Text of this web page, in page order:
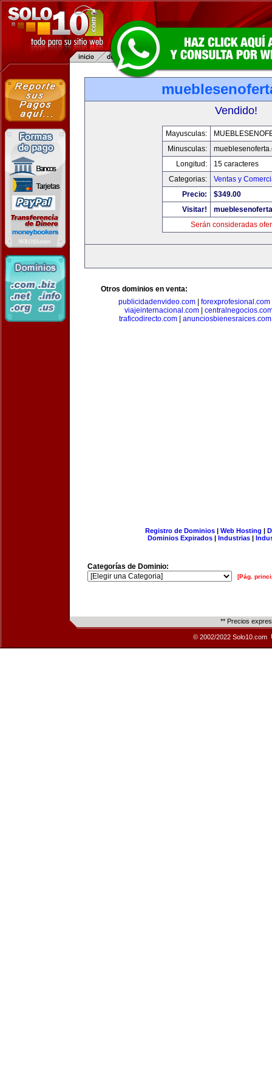
Vendido!
Mayusculas:
Minusculas:
Longitud:
15 caracteres
Categorias:
Ventas y
Precio:
$349.00
Visitar!
Serán consideradas
Otros dominios en venta:
publicidadenvideo.com| forexprofesional.com
viajeinternacional.com
traficodirecto.com
anunciosbienesraices.com
Registro de Dominios| Web Hosting |
Dominios Expirados | Industrias |
Categorías de Dominio:
[Pág.
** Precios
© 2002/2022 Solo10.com